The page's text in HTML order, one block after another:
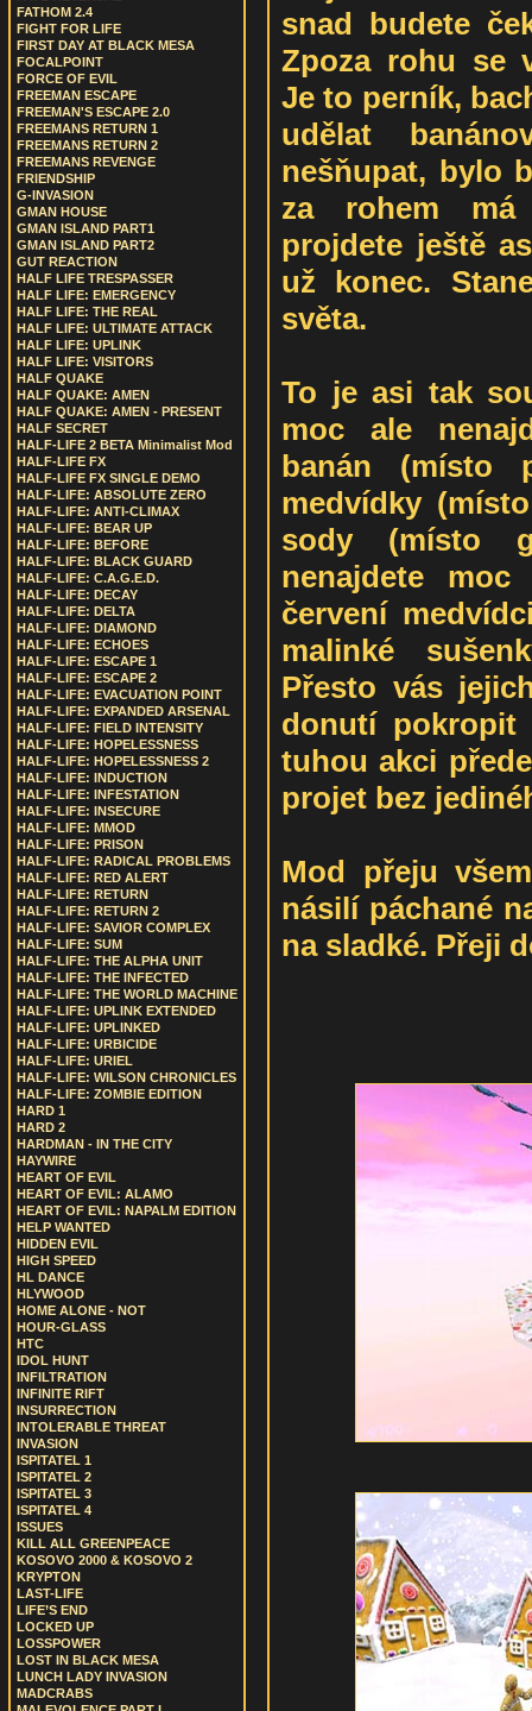
FATHOM 2.4
FIGHT FOR LIFE
FIRST DAY AT BLACK MESA
FOCALPOINT
FORCE OF EVIL
FREEMAN ESCAPE
FREEMAN'S ESCAPE 2.0
FREEMANS RETURN 1
FREEMANS RETURN 2
FREEMANS REVENGE
FRIENDSHIP
G-INVASION
GMAN HOUSE
GMAN ISLAND PART1
GMAN ISLAND PART2
GUT REACTION
HALF LIFE TRESPASSER
HALF LIFE: EMERGENCY
HALF LIFE: THE REAL
HALF LIFE: ULTIMATE ATTACK
HALF LIFE: UPLINK
HALF LIFE: VISITORS
HALF QUAKE
HALF QUAKE: AMEN
HALF QUAKE: AMEN - PRESENT
HALF SECRET
HALF-LIFE 2 BETA Minimalist Mod
HALF-LIFE FX
HALF-LIFE FX SINGLE DEMO
HALF-LIFE: ABSOLUTE ZERO
HALF-LIFE: ANTI-CLIMAX
HALF-LIFE: BEAR UP
HALF-LIFE: BEFORE
HALF-LIFE: BLACK GUARD
HALF-LIFE: C.A.G.E.D.
HALF-LIFE: DECAY
HALF-LIFE: DELTA
HALF-LIFE: DIAMOND
HALF-LIFE: ECHOES
HALF-LIFE: ESCAPE 1
HALF-LIFE: ESCAPE 2
HALF-LIFE: EVACUATION POINT
HALF-LIFE: EXPANDED ARSENAL
HALF-LIFE: FIELD INTENSITY
HALF-LIFE: HOPELESSNESS
HALF-LIFE: HOPELESSNESS 2
HALF-LIFE: INDUCTION
HALF-LIFE: INFESTATION
HALF-LIFE: INSECURE
HALF-LIFE: MMOD
HALF-LIFE: PRISON
HALF-LIFE: RADICAL PROBLEMS
HALF-LIFE: RED ALERT
HALF-LIFE: RETURN
HALF-LIFE: RETURN 2
HALF-LIFE: SAVIOR COMPLEX
HALF-LIFE: SUM
HALF-LIFE: THE ALPHA UNIT
HALF-LIFE: THE INFECTED
HALF-LIFE: THE WORLD MACHINE
HALF-LIFE: UPLINK EXTENDED
HALF-LIFE: UPLINKED
HALF-LIFE: URBICIDE
HALF-LIFE: URIEL
HALF-LIFE: WILSON CHRONICLES
HALF-LIFE: ZOMBIE EDITION
HARD 1
HARD 2
HARDMAN - IN THE CITY
HAYWIRE
HEART OF EVIL
HEART OF EVIL: ALAMO
HEART OF EVIL: NAPALM EDITION
HELP WANTED
HIDDEN EVIL
HIGH SPEED
HL DANCE
HLYWOOD
HOME ALONE - NOT
HOUR-GLASS
HTC
IDOL HUNT
INFILTRATION
INFINITE RIFT
INSURRECTION
INTOLERABLE THREAT
INVASION
ISPITATEL 1
ISPITATEL 2
ISPITATEL 3
ISPITATEL 4
ISSUES
KILL ALL GREENPEACE
KOSOVO 2000 & KOSOVO 2
KRYPTON
LAST-LIFE
LIFE’S END
LOCKED UP
LOSSPOWER
LOST IN BLACK MESA
LUNCH LADY INVASION
MADCRABS
snad budete
Zpoza rohu se
Je to perník,
udělat
nešňupat, bylo
za rohem má
projdete ještě
už konec.
světa.
To je asi tak
moc ale
banán (místo
medvídky
sody (místo
nenajdete
červení
malinké
Přesto vás
donutí pokropit
tuhou akci
projet bez
Mod přeju
násilí páchané
na sladké. Přeji